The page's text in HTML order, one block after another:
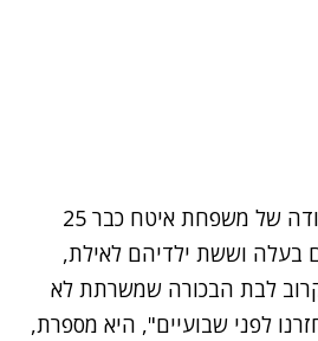
מלי פרץ היא שכנה צמודה של משפחת איטח כבר 25
בעלה וששת ילדיהם לאילת,
קרוב לבת הבכורה שמשרתת לא
לפני שבועיים", היא מספרת,